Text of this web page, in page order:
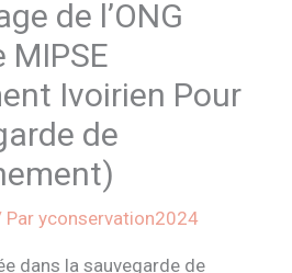
de l’ONG
MIPSE
Ivoirien Pour
de
Paryconservation2024
dans la sauvegarde de